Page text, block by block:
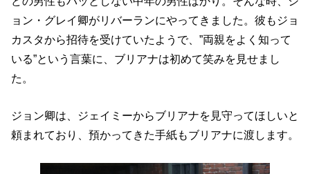
ョン・グレイ卿がリバーランにやってきました。彼もジョ
カスタから招待を受けていたようで、”両親をよく知って
いる”という言葉に、ブリアナは初めて笑みを見せまし
た。
ジョン卿は、ジェイミーからブリアナを見守ってほしいと
頼まれており、預かってきた手紙もブリアナに渡します。